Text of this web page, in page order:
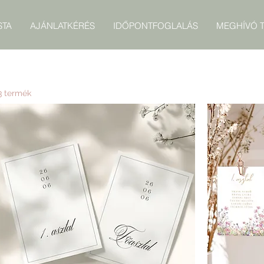
AJÁNLATKÉRÉS IDŐPONTFOGLALÁS MEGHÍVÓ
termék